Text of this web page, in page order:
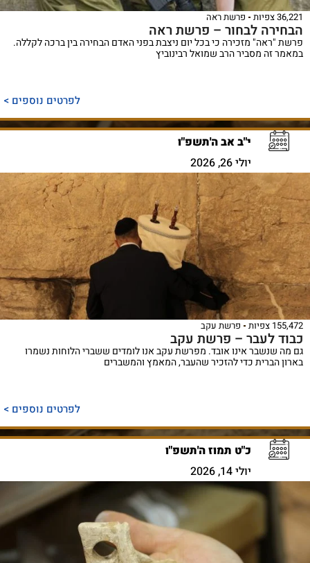
36,221 צפיות פרשת ראה
הבחירה לבחור – פרשת ראה
פרשת "ראה" מזכירה כי בכל יום ניצבת בפני האדם הבחירה בין ברכה לקללה.
במאמר זה מסביר הרב שמואל רבינוביץ
לפרטים נוספים >
י"ב אב ה'תשפ"ו
יולי 26, 2026
155,472 צפיות פרשת עקב
כבוד לעבר – פרשת עקב
גם מה שנשבר אינו אובד. מפרשת עקב אנו לומדים ששברי הלוחות נשמרו
בארון הברית כדי להזכיר שהעבר, המאמץ והמשברים
לפרטים נוספים >
כ"ט תמוז ה'תשפ"ו
יולי 14, 2026